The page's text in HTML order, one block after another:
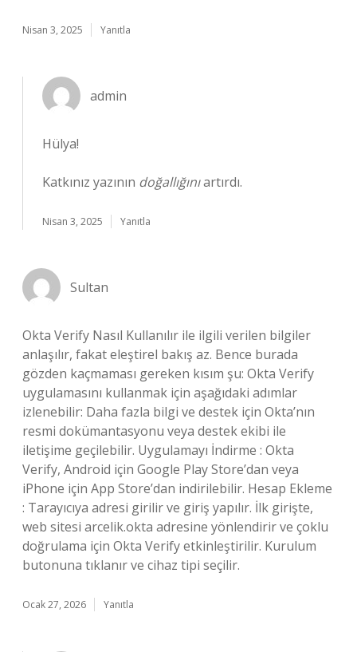
Nisan 3, 2025 Yanıtla
admin
Hülya!
Katkınız yazının doğallığınıartırdı.
Nisan 3, 2025 Yanıtla
Sultan
Okta Verify Nasıl Kullanılır ile ilgili verilen bilgiler
anlaşılır, fakat eleştirel bakış az. Bence burada
gözden kaçmaması gereken kısım şu: Okta Verify
uygulamasını kullanmak için aşağıdaki adımlar
izlenebilir: Daha fazla bilgi ve destek için Okta’nın
resmi dokümantasyonu veya destek ekibi ile
iletişime geçilebilir. Uygulamayı İndirme : Okta
Verify, Android için Google Play Store’dan veya
iPhone için App Store’dan indirilebilir. Hesap Ekleme
: Tarayıcıya adresi girilir ve giriş yapılır. İlk girişte,
web sitesi arcelik.okta adresine yönlendirir ve çoklu
doğrulama için Okta Verify etkinleştirilir. Kurulum
butonuna tıklanır ve cihaz tipi seçilir.
Ocak 27, 2026 Yanıtla